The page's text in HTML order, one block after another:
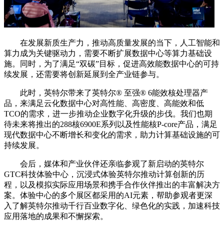
在发展新质生产力，推动高质量发展的当下，人工智能和
算力成为关键驱动力，需要不断扩展数据中心等算力基础设
施。同时，为了满足“双碳”目标，促进高效能数据中心的可持
续发展，还需要将创新延展到全产业链参与。
此时，英特尔带来了英特尔®️ 至强®️ 6能效核处理器产
品，来满足云化数据中心对高性能、高密度、高能效和低
TCO的需求，进一步推动企业数字化升级的步伐。我们也期
待未来将推出的288核6900E系列以及性能核P-core产品，满足
现代数据中心不断增长和变化的需求，助力计算基础设施的可
持续发展。
会后，媒体和产业伙伴还亲临参观了新启动的英特尔
GTC科技体验中心，沉浸式体验英特尔推动计算创新的历
程，以及模拟实际应用场景和携手合作伙伴推出的丰富解决方
案。体验中心的多个展区都采用的AI元素，帮助参观者更深
入了解英特尔推动千行百业数字化、绿色化的实践，加速科技
应用落地的成果和不懈探索。